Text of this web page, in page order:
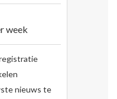
week
nieuws te